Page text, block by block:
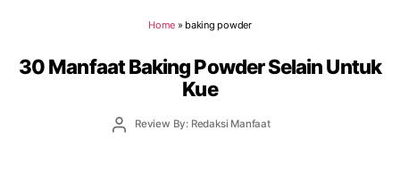
Home » baking powder
30 Manfaat Baking Powder Selain Untuk
Kue
PostReview By: Redaksi Manfaat